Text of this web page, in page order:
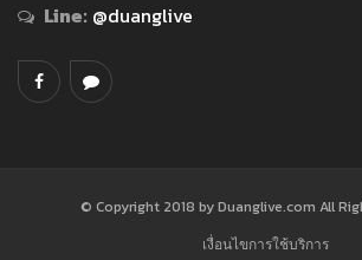
Line: @duanglive
© Copyright 2018 by Duanglive.com All
เงื่อนไขการใช้บริการ